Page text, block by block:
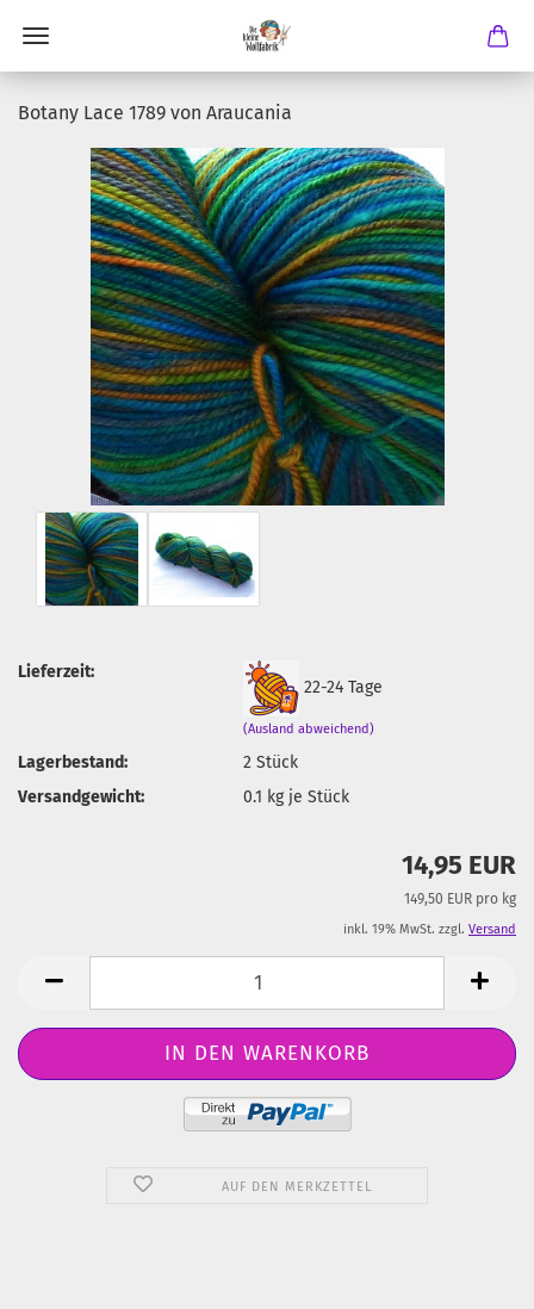
Botany Lace 1789 von Araucania
Lieferzeit:
22-24 Tage
(Ausland abweichend)
Lagerbestand: 2Stück
Versandgewicht:
0.1 kg je Stück
14,95 EUR
149,50 EUR pro kg
inkl. 19% MwSt. zzgl. Versand
AUF DEN MERKZETTEL